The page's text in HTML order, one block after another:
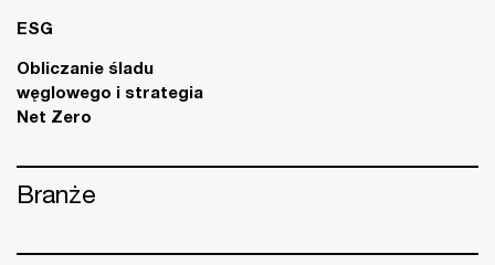
ESG
Obliczanie śladu
węglowego i strategia
Net Zero
Branże